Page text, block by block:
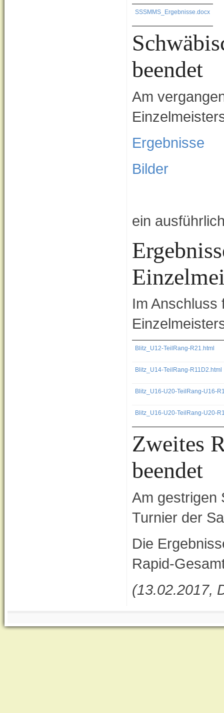
SSSMMS_Ergebnisse.docx
beendet
Am
Ergebnisse
Bilder
ein
Im Anschluss
Blitz_U12-TeilRang-R21.html
Blitz_U14-TeilRang-R11D2.html
Blitz_U16-U20-TeilRang-U16-
Blitz_U16-U20-TeilRang-U20-
Zweites
beendet
Am gestrigen
Turnier der
Die
Rapid-
(13.02.2017,